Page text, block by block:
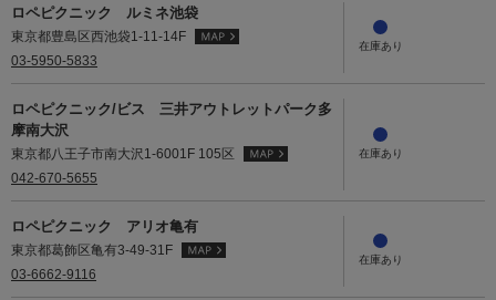
ロペピクニック ルミネ池袋
東京都豊島区西池袋1-11-14F
03-5950-5833
ロペピクニック/ビス 三井アウトレットパーク多
摩南大沢
東京都八王子市南大沢1-6001F 105区
042-670-5655
ロペピクニック アリオ亀有
東京都葛飾区亀有3-49-31F
03-6662-9116